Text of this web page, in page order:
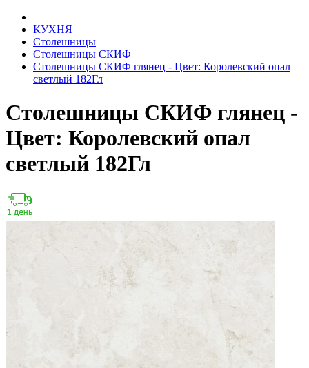
КУХНЯ
Столешницы
Столешницы СКИФ
Столешницы СКИФ глянец - Цвет: Королевский опал
светлый 182Гл
Столешницы СКИФ глянец -
Цвет: Королевский опал
светлый 182Гл